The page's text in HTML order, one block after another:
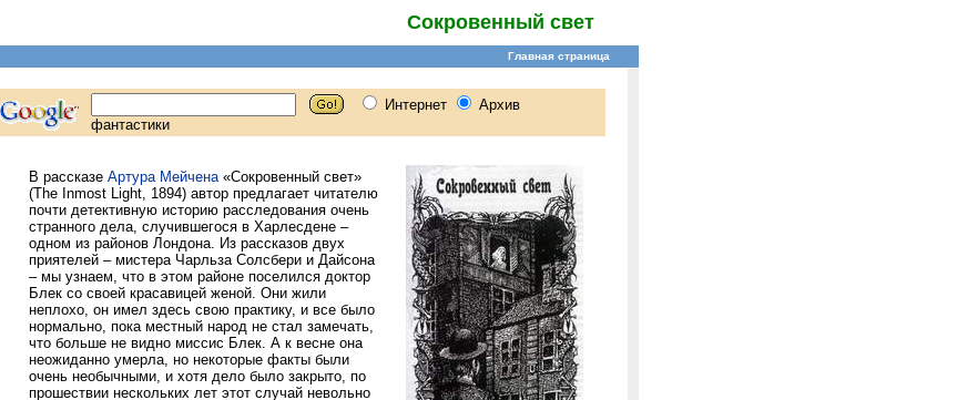
Сокровенный свет
В рассказе Артура Мейчена«Сокровенный свет»
(The Inmost Light, 1894) автор предлагает читателю
почти детективную историю расследования очень
странного дела, случившегося в Харлесдене –
одном из районов Лондона. Из рассказов двух
приятелей – мистера Чарльза Солсбери и Дайсона
– мы узнаем, что в этом районе поселился доктор
Блек со своей красавицей женой. Они жили
неплохо, он имел здесь свою практику, и все было
нормально, пока местный народ не стал замечать,
что больше не видно миссис Блек. А к весне она
неожиданно умерла, но некоторые факты были
очень необычными, и хотя дело было закрыто, по
прошествии нескольких лет этот случай невольно